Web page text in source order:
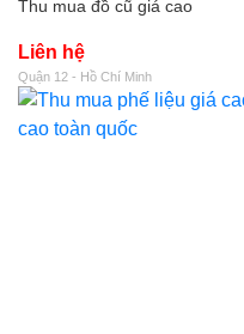
Thu mua đồ cũ giá cao
Liên hệ
Quận 12 - Hồ Chí Minh